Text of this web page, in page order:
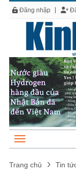
Đăng nhập
Trang chủ Tin